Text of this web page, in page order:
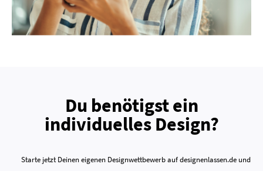
Du benötigst ein
individuelles Design?
Starte jetzt Deinen eigenen Designwettbewerb auf designenlassen.de und